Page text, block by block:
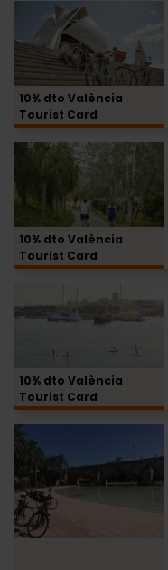
10% dto València
Tourist Card
Alquiler
bici
con
audioguía
incluida
10% dto València
Tourist Card
Alquiler
Valencia
10% dto València
Tourist Card
de
Bike
tour
"Del
Centro
Histórico
a